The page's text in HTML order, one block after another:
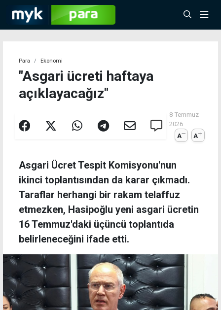
Para Ekonomi
"Asgari ücreti haftaya
açıklayacağız"
8 Temmuz
2026
A
A
Asgari Ücret Tespit Komisyonu'nun
ikinci toplantısından da karar çıkmadı.
Taraflar herhangi bir rakam telaffuz
etmezken, Hasipoğlu yeni asgari ücretin
16 Temmuz'daki üçüncü toplantıda
belirleneceğini ifade etti.